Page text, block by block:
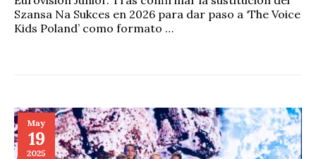
Szansa Na Sukces en 2026 para dar paso a ‘The Voice
Kids Poland’ como formato …
May
19
2025